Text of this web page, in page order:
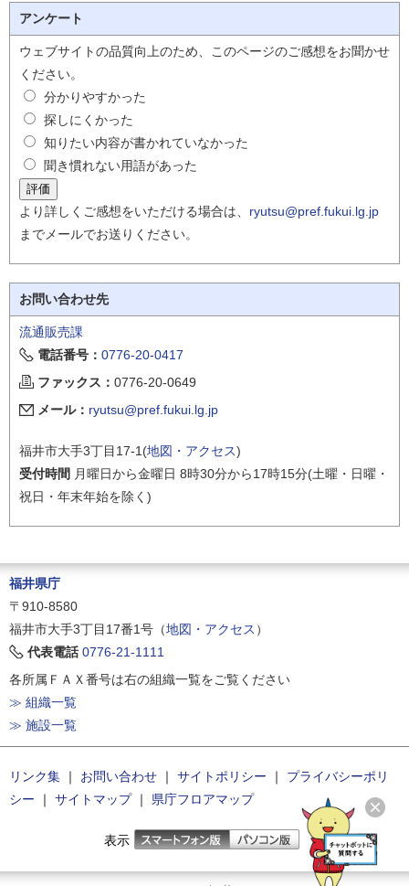
アンケート
ウェブサイトの品質向上のため、このページのご感想をお聞かせ
ください。
分かりやすかった
探しにくかった
知りたい内容が書かれていなかった
聞き慣れない用語があった
より詳しくご感想をいただける場合は、 ryutsu@pref.fukui.lg.jp
までメールでお送りください。
お問い合わせ先
流通販売課
電話番号： 0776-20-0417
ファックス： 0776-20-0649
メール： ryutsu@pref.fukui.lg.jp
福井市大手3丁目17-1(地図・アクセス)
受付時間 月曜日から金曜日 8時30分から17時15分(土曜・日曜・
祝日・年末年始を除く)
福井県庁
〒910-8580
福井市大手3丁目17番1号（地図・アクセス ）
代表電話 0776-21-1111
各所属ＦＡＸ番号は右の組織一覧をご覧ください
≫ 組織一覧
≫ 施設一覧
リンク集 ｜ お問い合わせ ｜ サイトポリシー ｜
プライバシーポリ
シー ｜ サイトマップ｜ 県庁フロアマップ
表示